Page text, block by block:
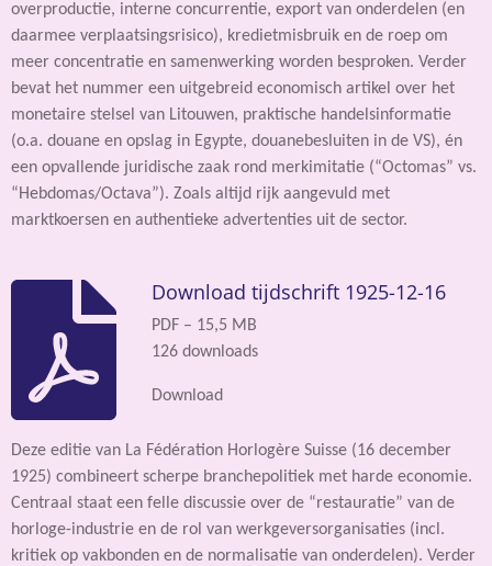
overproductie, interne concurrentie, export van onderdelen (en
daarmee verplaatsingsrisico), kredietmisbruik en de roep om
meer concentratie en samenwerking worden besproken. Verder
bevat het nummer een uitgebreid economisch artikel over het
monetaire stelsel van Litouwen, praktische handelsinformatie
(o.a. douane en opslag in Egypte, douanebesluiten in de VS), én
een opvallende juridische zaak rond merkimitatie (“Octomas” vs.
“Hebdomas/Octava”). Zoals altijd rijk aangevuld met
marktkoersen en authentieke advertenties uit de sector.
Download tijdschrift 1925-12-16
PDF – 15,5 MB
126 downloads
Download
Deze editie van La Fédération Horlogère Suisse (16 december
1925) combineert scherpe branchepolitiek met harde economie.
Centraal staat een felle discussie over de “restauratie” van de
horloge-industrie en de rol van werkgeversorganisaties (incl.
kritiek op vakbonden en de normalisatie van onderdelen). Verder